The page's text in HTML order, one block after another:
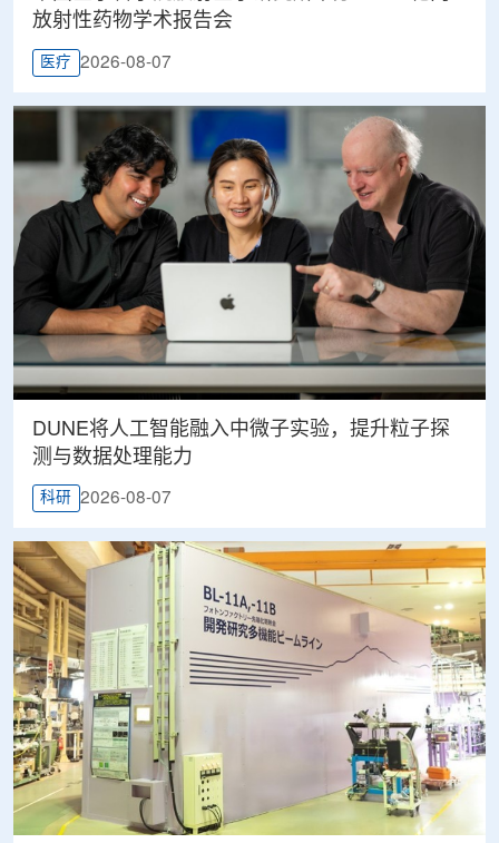
放射性药物学术报告会
医疗 2026-08-07
DUNE将人工智能融入中微子实验，提升粒子探
测与数据处理能力
科研 2026-08-07